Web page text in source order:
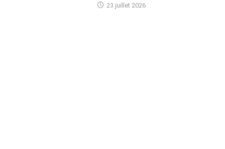
23 juillet 2026